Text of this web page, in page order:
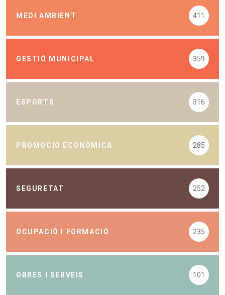
MEDI AMBIENT 411
GESTIÓ MUNICIPAL 359
ESPORTS 316
PROMOCIÓ ECONÒMICA 285
SEGURETAT 252
OCUPACIÓ I FORMACIÓ 235
OBRES I SERVEIS 101